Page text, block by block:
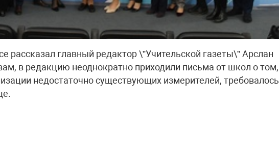
рассказал главный редактор \”Учительской газеты\” Арслан
в редакцию неоднократно приходили письма от школ о том,
недостаточно существующих измерителей, требовалось